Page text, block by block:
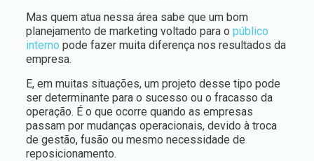
Mas quem atua nessa área sabe que um bom
planejamento de marketing voltado para o público
interno pode fazer muita diferença nos resultados da
empresa.
E, em muitas situações, um projeto desse tipo pode
ser determinante para o sucesso ou o fracasso da
operação. É o que ocorre quando as empresas
passam por mudanças operacionais, devido à troca
de gestão, fusão ou mesmo necessidade de
reposicionamento.